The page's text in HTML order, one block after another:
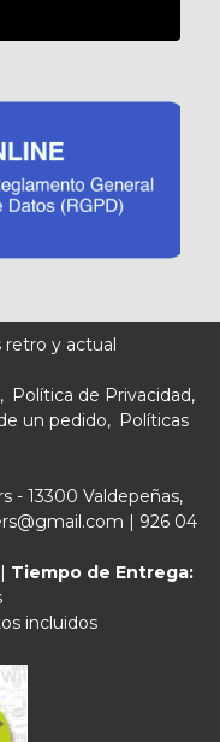
y actual
Política de Privacidad
un pedido
Políticas
- 13300 Valdepeñas,
| 926 04
Tiempo de Entrega:
incluidos